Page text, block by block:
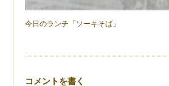
今日のランチ「ソーキそば」
コメントを書く